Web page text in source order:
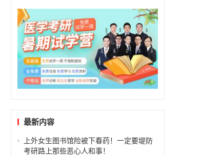
最新内容
上外女生图书馆险被下春药！一定要堤防
考研路上那些恶心人和事！